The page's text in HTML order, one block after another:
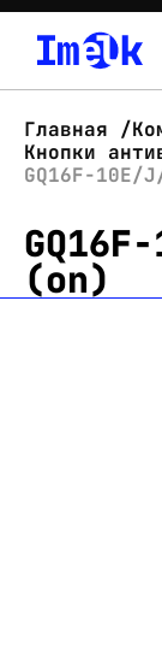
Главная
Кнопки
GQ16F-
(on)